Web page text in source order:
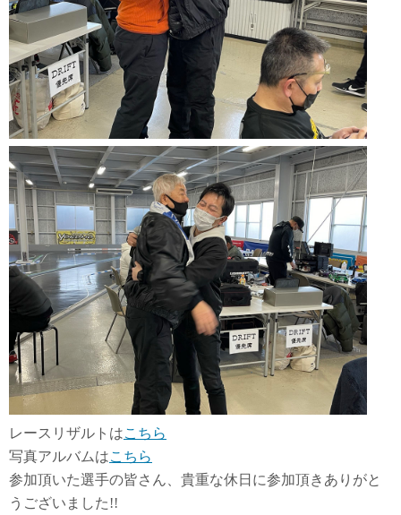
レースリザルトはこちら
写真アルバムはこちら
参加頂いた選手の皆さん、貴重な休日に参加頂きありがと
うございました!!